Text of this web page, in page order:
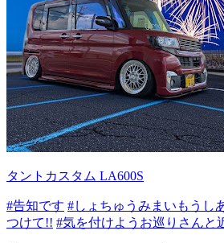
タントカスタム LA600S
#告知です #しょちゅうみまいもうし
つけて!! #気を付けようお巡りさんと